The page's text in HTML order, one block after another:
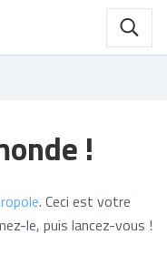
!
. Ceci est votre
le, puis lancez-vous !